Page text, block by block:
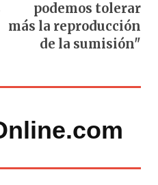
podemos tolerar
más la reproducción
de la sumisión"